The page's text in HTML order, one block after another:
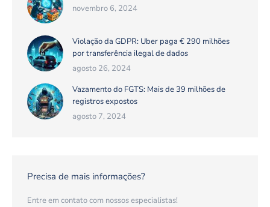
novembro 6, 2024
Violação da GDPR: Uber paga € 290 milhões
por transferência ilegal de dados
agosto 26, 2024
Vazamento do FGTS: Mais de 39 milhões de
registros expostos
agosto 7, 2024
Precisa de mais informações?
Entre em contato com nossos especialistas!